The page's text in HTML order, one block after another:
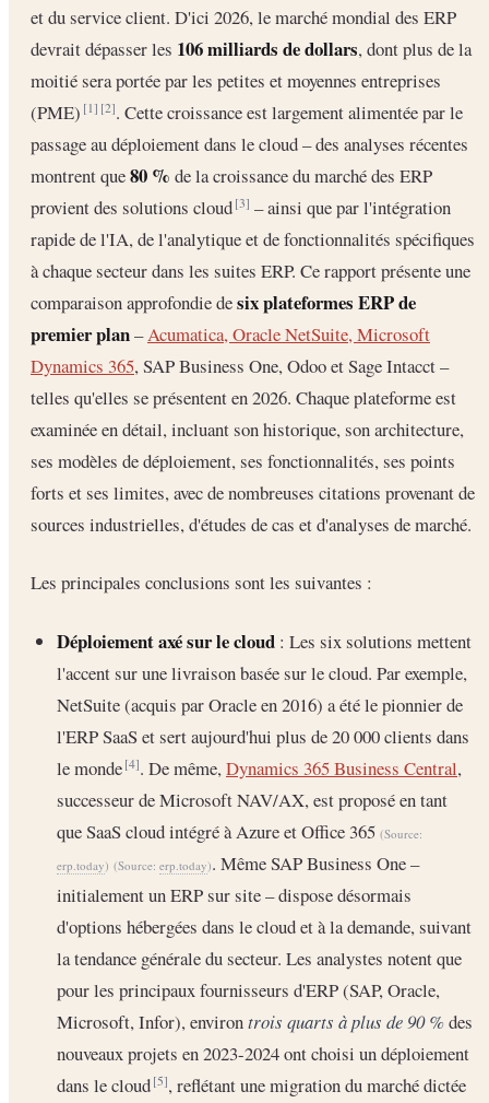
et du service client. D'ici 2026, le marché mondial des ERP
devrait dépasser les 106 milliards de dollars, dont plus de la
moitié sera portée par les petites et moyennes entreprises
(PME)[1] [2]. Cette croissance est largement alimentée par le
passage au déploiement dans le cloud – des analyses récentes
montrent que80 % de la croissance du marché des ERP
provient des solutions cloud[3] – ainsi que par l'intégration
rapide de l'IA, de l'analytique et de fonctionnalités spécifiques
à chaque secteur dans les suites ERP. Ce rapport présente une
comparaison approfondie desix plateformes ERP de
premier plan–Acumatica, Oracle NetSuite, Microsoft
Dynamics 365, SAP Business One, Odoo et Sage Intacct –
telles qu'elles se présentent en 2026. Chaque plateforme est
examinée en détail, incluant son historique, son architecture,
ses modèles de déploiement, ses fonctionnalités, ses points
forts et ses limites, avec de nombreuses citations provenant de
sources industrielles, d'études de cas et d'analyses de marché.
Les principales conclusions sont les suivantes :
Déploiement axé sur le cloud : Les six solutions mettent
l'accent sur une livraison basée sur le cloud. Par exemple,
NetSuite (acquis par Oracle en 2016) a été le pionnier de
l'ERP SaaS et sert aujourd'hui plus de 20 000 clients dans
le monde[4]. De même,Dynamics 365 Business Central,
successeur de Microsoft NAV/AX, est proposé en tant
que SaaS cloud intégré à Azure et Office 365 (Source:
erp.today) (Source: erp.today). Même SAP Business One –
initialement un ERP sur site – dispose désormais
d'options hébergées dans le cloud et à la demande, suivant
la tendance générale du secteur. Les analystes notent que
pour les principaux fournisseurs d'ERP (SAP, Oracle,
Microsoft, Infor), environtrois quarts à plus de 90 %des
nouveaux projets en 2023-2024 ont choisi un déploiement
dans le cloud[5], reflétant une migration du marché dictée